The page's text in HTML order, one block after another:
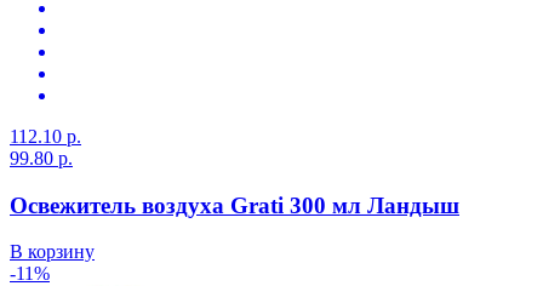
112.10 р.
99.80 р.
Освежитель воздуха Grati 300 мл Ландыш
В корзину
-11%